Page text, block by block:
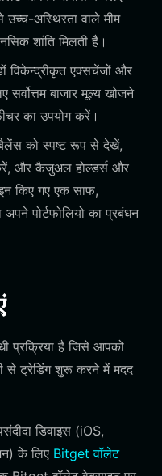
उच्च-अस्थिरता वाले मीम
शांति मिलती है।
विकेन्द्रीकृत एक्सचेंजों और
बाजार मूल्य खोजने
का उपयोग करें।
को स्पष्ट रूप से देखें,
और कैजुअल होल्डर्स और
किए गए एक साफ,
पोर्टफोलियो का प्रबंधन
प्रक्रिया है जिसे आपको
से ट्रेडिंग शुरू करने में मदद
डिवाइस (iOS,
के लिए Bitget वॉलेट